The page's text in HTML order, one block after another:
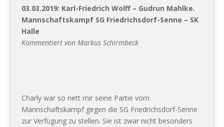
03.03.2019: Karl-Friedrich Wolff – Gudrun Mahlke.
Mannschaftskampf SG Friedrichsdorf-Senne – SK
Halle
Kommentiert von Markus Schirmbeck
Charly war so nett mir seine Partie vom
Mannschaftskampf gegen die SG Friedrichsdorf-Senne
zur Verfügung zu stellen. Sie ist zwar nicht besonders